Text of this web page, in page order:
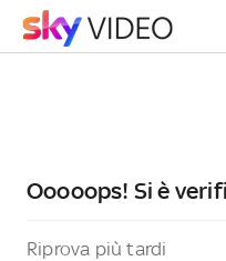
Ooooops! Si è
Riprova più tardi